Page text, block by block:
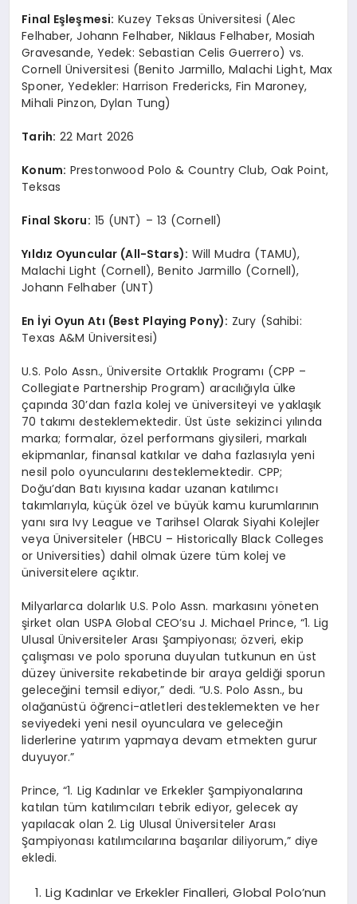
Final Eşleşmesi: Kuzey Teksas Üniversitesi (Alec
Felhaber, Johann Felhaber, Niklaus Felhaber, Mosiah
Gravesande, Yedek: Sebastian Celis Guerrero) vs.
Cornell Üniversitesi (Benito Jarmillo, Malachi Light, Max
Sponer, Yedekler: Harrison Fredericks, Fin Maroney,
Mihali Pinzon, Dylan Tung)
Tarih: 22 Mart 2026
Konum: Prestonwood Polo & Country Club, Oak Point,
Teksas
Final Skoru: 15 (UNT) – 13 (Cornell)
Yıldız Oyuncular (All-Stars): Will Mudra (TAMU),
Malachi Light (Cornell), Benito Jarmillo (Cornell),
Johann Felhaber (UNT)
En İyi Oyun Atı (Best Playing Pony): Zury (Sahibi:
Texas A&M Üniversitesi)
U.S. Polo Assn., Üniversite Ortaklık Programı (CPP –
Collegiate Partnership Program) aracılığıyla ülke
çapında 30’dan fazla kolej ve üniversiteyi ve yaklaşık
70 takımı desteklemektedir. Üst üste sekizinci yılında
marka; formalar, özel performans giysileri, markalı
ekipmanlar, finansal katkılar ve daha fazlasıyla yeni
nesil polo oyuncularını desteklemektedir. CPP;
Doğu’dan Batı kıyısına kadar uzanan katılımcı
takımlarıyla, küçük özel ve büyük kamu kurumlarının
yanı sıra Ivy League ve Tarihsel Olarak Siyahi Kolejler
veya Üniversiteler (HBCU – Historically Black Colleges
or Universities) dahil olmak üzere tüm kolej ve
üniversitelere açıktır.
Milyarlarca dolarlık U.S. Polo Assn. markasını yöneten
şirket olan USPA Global CEO’su J. Michael Prince, “1. Lig
Ulusal Üniversiteler Arası Şampiyonası; özveri, ekip
çalışması ve polo sporuna duyulan tutkunun en üst
düzey üniversite rekabetinde bir araya geldiği sporun
geleceğini temsil ediyor,” dedi. “U.S. Polo Assn., bu
olağanüstü öğrenci-atletleri desteklemekten ve her
seviyedeki yeni nesil oyunculara ve geleceğin
liderlerine yatırım yapmaya devam etmekten gurur
duyuyor.”
Prince, “1. Lig Kadınlar ve Erkekler Şampiyonalarına
katılan tüm katılımcıları tebrik ediyor, gelecek ay
yapılacak olan 2. Lig Ulusal Üniversiteler Arası
Şampiyonası katılımcılarına başarılar diliyorum,” diye
ekledi.
Lig Kadınlar ve Erkekler Finalleri, Global Polo’nun